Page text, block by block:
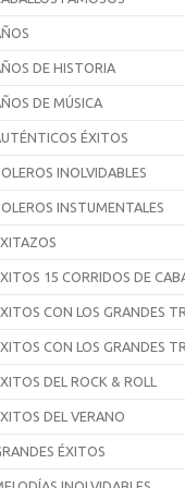
DE HISTORIA
DE MÚSICA
ÉXITOS
INOLVIDABLES
INSTUMENTALES
15 CORRIDOS DE
CON LOS GRANDES
CON LOS GRANDES
DEL ROCK & ROLL
DEL VERANO
ÉXITOS